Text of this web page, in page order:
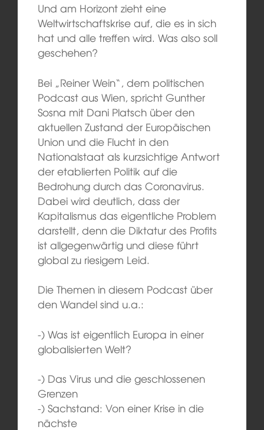
Und am Horizont zieht eine
Weltwirtschaftskrise auf, die es in sich
hat und alle treffen wird. Was also soll
geschehen?
Bei „Reiner Wein“, dem politischen
Podcast aus Wien, spricht Gunther
Sosna mit Dani Platsch über den
aktuellen Zustand der Europäischen
Union und die Flucht in den
Nationalstaat als kurzsichtige Antwort
der etablierten Politik auf die
Bedrohung durch das Coronavirus.
Dabei wird deutlich, dass der
Kapitalismus das eigentliche Problem
darstellt, denn die Diktatur des Profits
ist allgegenwärtig und diese führt
global zu riesigem Leid.
Die Themen in diesem Podcast über
den Wandel sind u.a.:
-) Was ist eigentlich Europa in einer
globalisierten Welt?
-) Das Virus und die geschlossenen
Grenzen
-) Sachstand: Von einer Krise in die
nächste